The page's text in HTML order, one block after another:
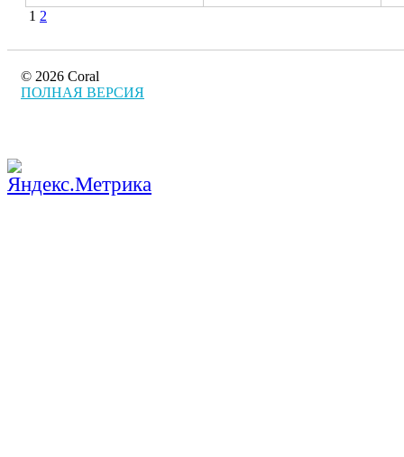
1 2
© 2026 Coral
ПОЛНАЯ ВЕРСИЯ